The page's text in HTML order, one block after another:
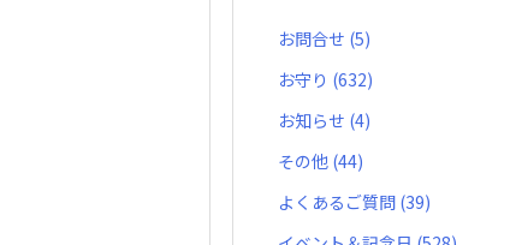
お問合せ (5)
お守り (632)
お知らせ (4)
その他 (44)
よくあるご質問 (39)